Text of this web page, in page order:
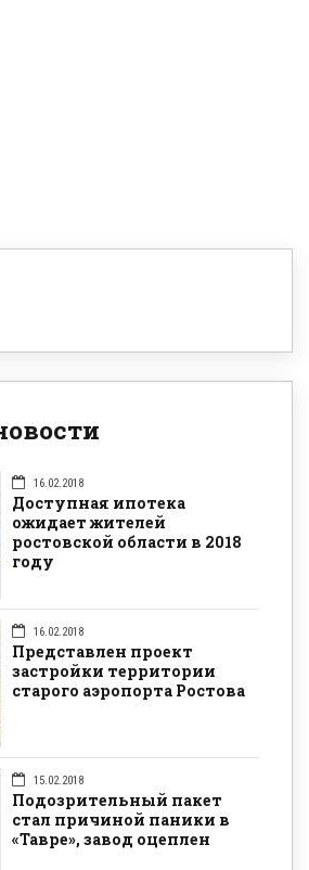
16.02.2018
Доступная ипотека
ожидает жителей
ростовской области в 2018
году
16.02.2018
Представлен проект
застройки территории
старого аэропорта Ростова
15.02.2018
Подозрительный пакет
стал причиной паники в
«Тавре», завод оцеплен